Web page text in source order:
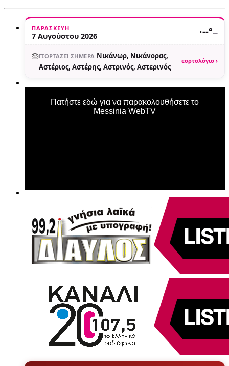
ΠΑΡΑΣΚΕΥΉ
7 Αυγούστου 2026 ·--°—
🎂ΓΙΟΡΤΆΖΕΙ ΣΉΜΕΡΑ Νικάνωρ, Νικάνορας,
Αστέριος, Αστέρης, Αστρινός, Αστερινός
εορτολόγιο ›
Πατήστε εδώ για να παρακολουθήσετε το
Messinia WebTV